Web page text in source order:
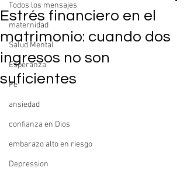
Todos los mensajes
maternidad
Salud Mental
Esperanza
Fe
ansiedad
confianza en Dios
embarazo alto en riesgo
Depression
Estrés financiero en el
matrimonio: cuando dos
ingresos no son
suficientes